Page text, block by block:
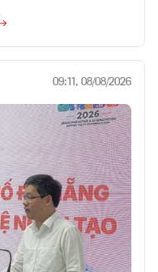
09:11, 08/08/2026